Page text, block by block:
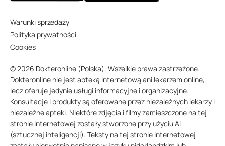
Warunki sprzedaży
Polityka prywatności
Cookies
© 2026 Dokteronline (Polska). Wszelkie prawa zastrzeżone.
Dokteronline nie jest apteką internetową ani lekarzem online,
lecz oferuje jedynie usługi informacyjne i organizacyjne.
Konsultacje i produkty są oferowane przez niezależnych lekarzy i
niezależne apteki. Niektóre zdjęcia i filmy zamieszczone na tej
stronie internetowej zostały stworzone przy użyciu AI
(sztucznej inteligencji). Teksty na tej stronie internetowej